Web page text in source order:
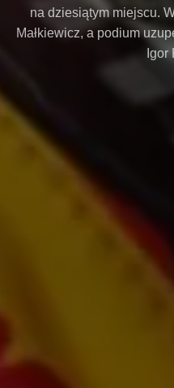
na dziesiątym miejscu.
Małkiewicz, a podium
Igor